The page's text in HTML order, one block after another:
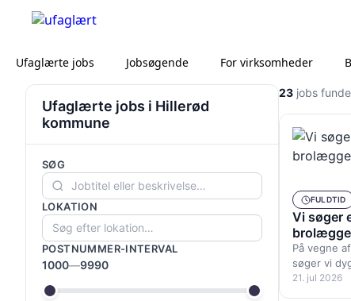
Ufaglærte jobs Jobsøgende For virksomheder
Ufaglærte jobs i Hillerød
kommune
SØG
LOKATION
POSTNUMMER-INTERVAL
1000—9990
23 jobs
FULDTID
Vi søger
På vegne
søger vi
brolæggere
21. jul 2026